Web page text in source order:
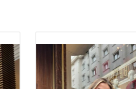
Trikoların
rahatlık
oturarak şık bir